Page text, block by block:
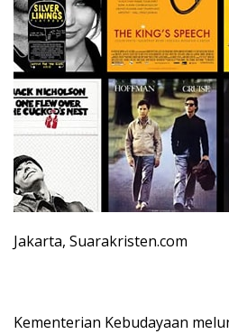
Jakarta, Suarakristen.com
Kementerian Kebudayaan